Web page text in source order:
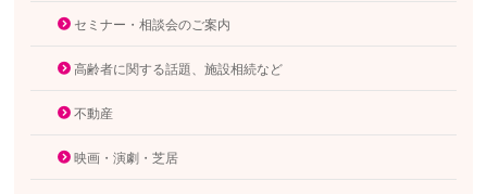
セミナー・相談会のご案内
高齢者に関する話題、施設相続など
不動産
映画・演劇・芝居